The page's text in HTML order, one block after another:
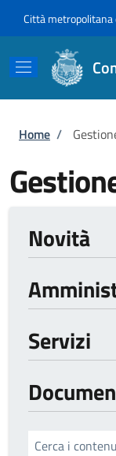
Città metropolitana
Briciole
Home /
Novità
Servizi
Cerca i